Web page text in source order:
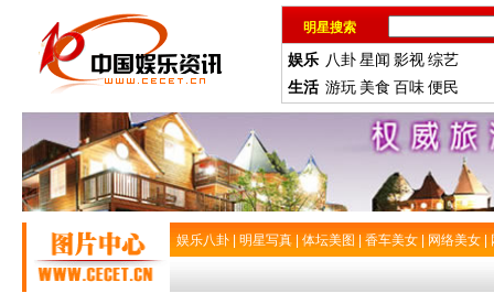
明星搜索
娱乐 八卦星闻 影视综艺
生活 游玩 美食 百味便民
娱乐八卦 明星写真 体坛美图 香车美女 网络美女